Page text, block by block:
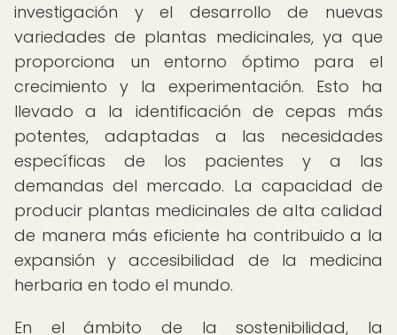
investigación y el desarrollo de nuevas
variedades de plantas medicinales, ya que
proporciona un entorno óptimo para el
crecimiento y la experimentación. Esto ha
llevado a la identificación de cepas más
potentes, adaptadas a las necesidades
específicas de los pacientes y a las
demandas del mercado. La capacidad de
producir plantas medicinales de alta calidad
de manera más eficiente ha contribuido a la
expansión y accesibilidad de la medicina
herbaria en todo el mundo.
En el ámbito de la sostenibilidad, la